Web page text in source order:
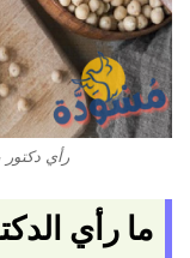
رأي
ما رأي